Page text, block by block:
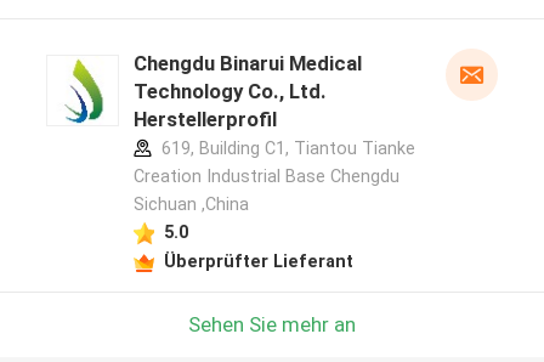
Chengdu Binarui Medical
Technology Co., Ltd.
Herstellerprofil
619, Building C1, Tiantou Tianke
Creation Industrial Base Chengdu
Sichuan ,China
5.0
Überprüfter Lieferant
Sehen Sie mehr an